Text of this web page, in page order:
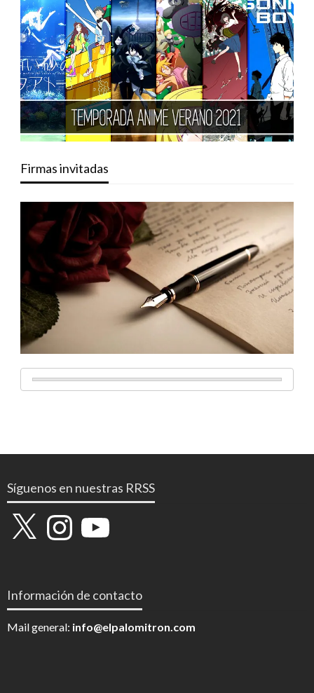
Firmas invitadas
Síguenos en nuestras RRSS
X InstagramYouTube
Información de contacto
Mail general: info@elpalomitron.com